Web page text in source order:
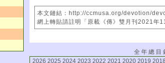
本文鏈結：http://ccmusa.org/devotion/
網上轉貼請註明「原載《傳》雙月刊2021年
全 年 總 目
2026 2025 2024 2023 2022 2021 2020 2019 2018